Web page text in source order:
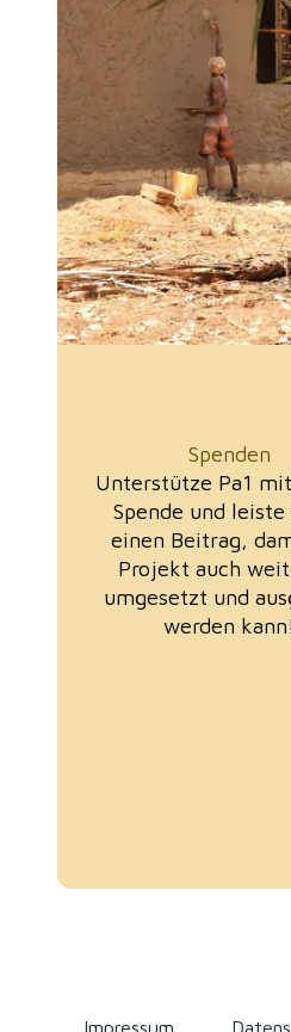
Spenden
Unterstütze Pa1
Spende und
einen Beitrag,
Projekt auch
umgesetzt und
werden kann!
Impressum